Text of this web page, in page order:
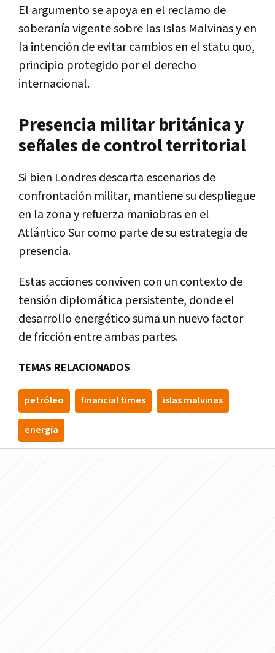
El argumento se apoya en el reclamo de
soberanía vigente sobre las Islas Malvinas y en
la intención de evitar cambios en el statu quo,
principio protegido por el derecho
internacional.
Presencia militar británica y
señales de control territorial
Si bien Londres descarta escenarios de
confrontación militar, mantiene su despliegue
en la zona y refuerza maniobras en el
Atlántico Sur como parte de su estrategia de
presencia.
Estas acciones conviven con un contexto de
tensión diplomática persistente, donde el
desarrollo energético suma un nuevo factor
de fricción entre ambas partes.
TEMAS RELACIONADOS
petróleo financial times islas malvinas
energía